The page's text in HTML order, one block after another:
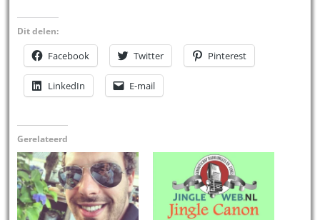
Dit delen:
Facebook Twitter Pinterest
LinkedIn E-mail
Gerelateerd